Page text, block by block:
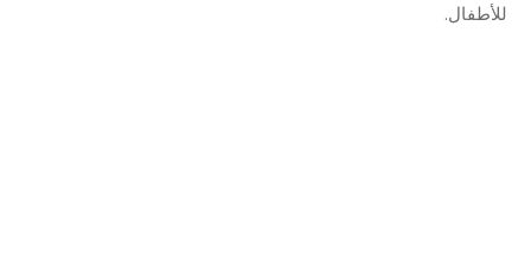
للأطفال.